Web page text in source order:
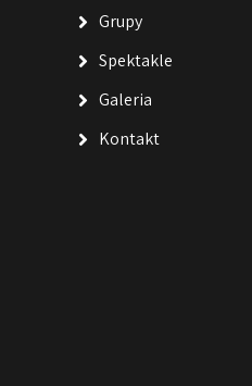
Grupy
Spektakle
Galeria
Kontakt